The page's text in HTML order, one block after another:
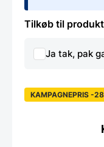
Tilkøb til
Ja tak, pak
KAMPAGNEPRIS -